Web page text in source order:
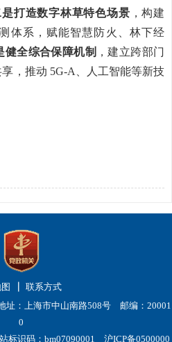
打造数字林草特色场景 ，构建
体系，赋能智慧防火、林下经
健全综合保障机制 ，建立跨部门
，推动 5G-A 、人工智能等新技
联系方式
址：上海市中山南路508号 邮编：20001
0
标识码：bm07090001 沪ICP备0500000